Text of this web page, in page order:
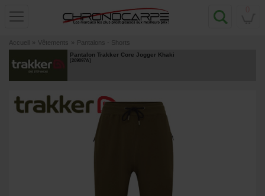
Accueil » Vêtements » Pantalons - Shorts
Pantalon Trakker Core Jogger Khaki
[269097A]